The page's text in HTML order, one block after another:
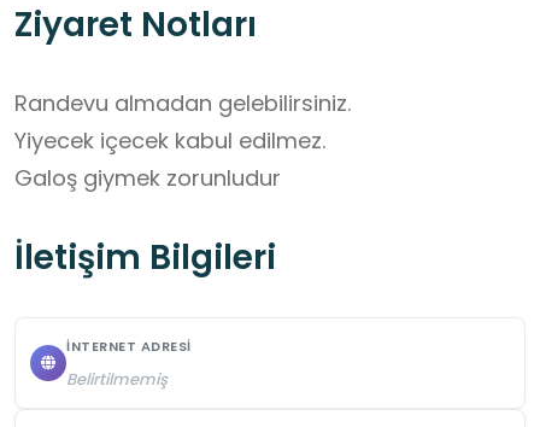
Ziyaret Notları
Randevu almadan gelebilirsiniz.
Yiyecek içecek kabul edilmez.
Galoş giymek zorunludur
İletişim Bilgileri
İNTERNET ADRESI
Belirtilmemiş